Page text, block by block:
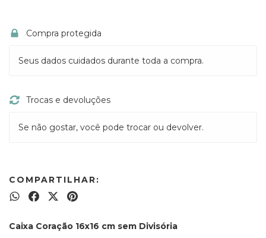
Compra protegida
Seus dados cuidados durante toda a compra.
Trocas e devoluções
Se não gostar, você pode trocar ou devolver.
COMPARTILHAR:
Caixa Coração 16x16 cm sem Divisória